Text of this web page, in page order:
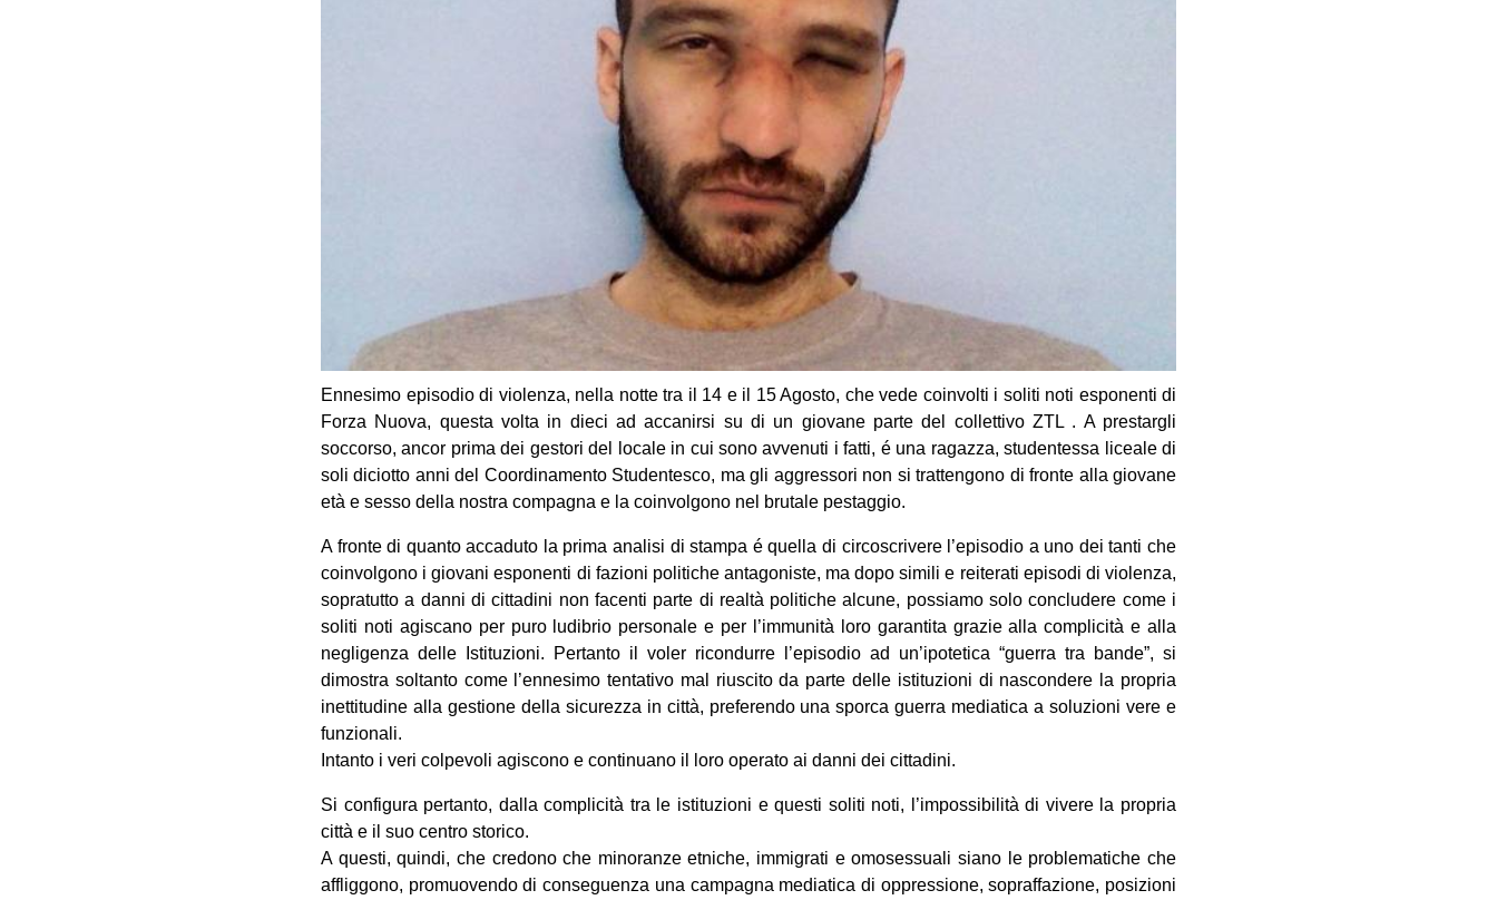
Ennesimo episodio di violenza, nella notte tra il 14 e il 15 Agosto, che vede coinvolti i soliti noti esponenti di
Forza Nuova, questa volta in dieci ad accanirsi su di un giovane parte del collettivo ZTL . A prestargli
soccorso, ancor prima dei gestori del locale in cui sono avvenuti i fatti, é una ragazza, studentessa liceale di
soli diciotto anni del Coordinamento Studentesco, ma gli aggressori non si trattengono di fronte alla giovane
età e sesso della nostra compagna e la coinvolgono nel brutale pestaggio.
A fronte di quanto accaduto la prima analisi di stampa é quella di circoscrivere l’episodio a uno dei tanti che
coinvolgono i giovani esponenti di fazioni politiche antagoniste, ma dopo simili e reiterati episodi di violenza,
sopratutto a danni di cittadini non facenti parte di realtà politiche alcune, possiamo solo concludere come i
soliti noti agiscano per puro ludibrio personale e per l’immunità loro garantita grazie alla complicità e alla
negligenza delle Istituzioni. Pertanto il voler ricondurre l’episodio ad un’ipotetica “guerra tra bande”, si
dimostra soltanto come l’ennesimo tentativo mal riuscito da parte delle istituzioni di nascondere la propria
inettitudine alla gestione della sicurezza in città, preferendo una sporca guerra mediatica a soluzioni vere e
funzionali.
Intanto i veri colpevoli agiscono e continuano il loro operato ai danni dei cittadini.
Si configura pertanto, dalla complicità tra le istituzioni e questi soliti noti, l’impossibilità di vivere la propria
città e il suo centro storico.
A questi, quindi, che credono che minoranze etniche, immigrati e omosessuali siano le problematiche che
affliggono, promuovendo di conseguenza una campagna mediatica di oppressione, sopraffazione, posizioni